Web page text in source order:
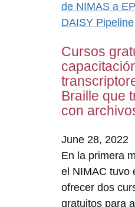
de NIMAS a
DAISY Pipeline
Cursos
Braille que
con
June 28, 2022
En la primera
el NIMAC tuvo
ofrecer dos
gratuitos para